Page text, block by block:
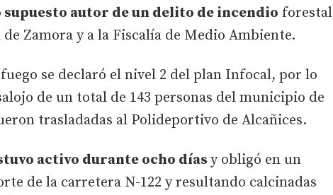
supuesto autor de un delito de incendio forestal
Zamora y a la Fiscalía de Medio Ambiente.
se declaró el nivel 2 del plan Infocal, por lo
de un total de 143 personas del municipio de
trasladadas al Polideportivo de Alcañices.
activo durante ocho días y obligó en un
de la carretera N-122 y resultando calcinadas